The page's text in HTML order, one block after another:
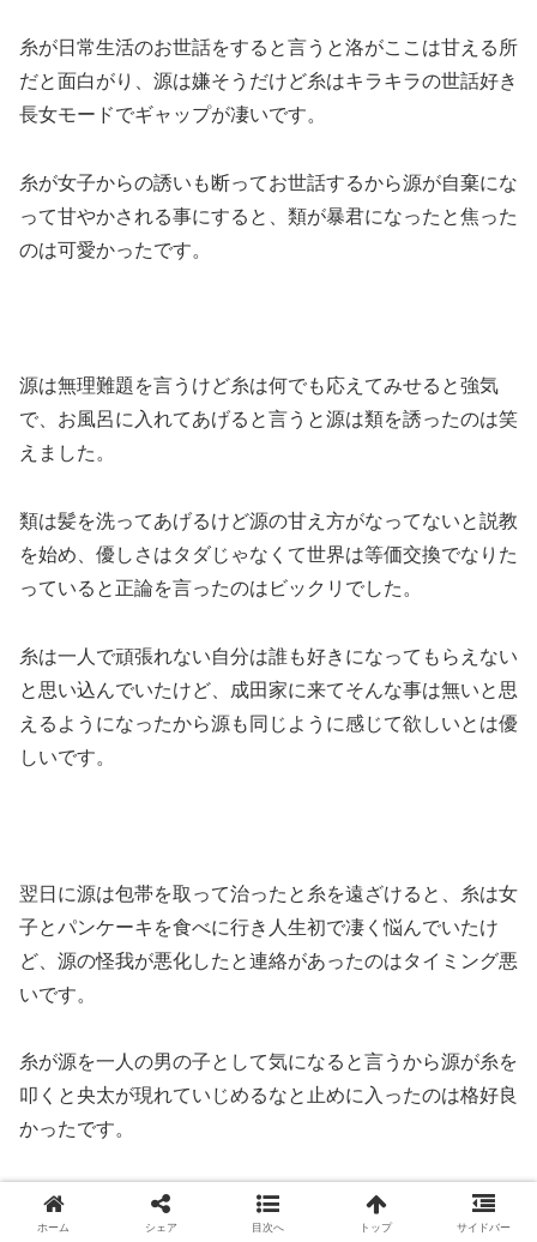
糸が日常生活のお世話をすると言うと洛がここは甘える所
だと面白がり、源は嫌そうだけど糸はキラキラの世話好き
長女モードでギャップが凄いです。
糸が女子からの誘いも断ってお世話するから源が自棄にな
って甘やかされる事にすると、類が暴君になったと焦った
のは可愛かったです。
源は無理難題を言うけど糸は何でも応えてみせると強気
で、お風呂に入れてあげると言うと源は類を誘ったのは笑
えました。
類は髪を洗ってあげるけど源の甘え方がなってないと説教
を始め、優しさはタダじゃなくて世界は等価交換でなりた
っていると正論を言ったのはビックリでした。
糸は一人で頑張れない自分は誰も好きになってもらえない
と思い込んでいたけど、成田家に来てそんな事は無いと思
えるようになったから源も同じように感じて欲しいとは優
しいです。
翌日に源は包帯を取って治ったと糸を遠ざけると、糸は女
子とパンケーキを食べに行き人生初で凄く悩んでいたけ
ど、源の怪我が悪化したと連絡があったのはタイミング悪
いです。
糸が源を一人の男の子として気になると言うから源が糸を
叩くと央太が現れていじめるなと止めに入ったのは格好良
かったです。
央太は心配で田舎から糸の様子を見に来て、糸にとって良
い家じゃなきゃ連れて帰ると恵と約束したとは良い友達で
ホーム シェア 目次へ トップ サイドバー